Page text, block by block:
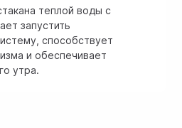
теплой воды с
запустить
способствует
и обеспечивает
утра.